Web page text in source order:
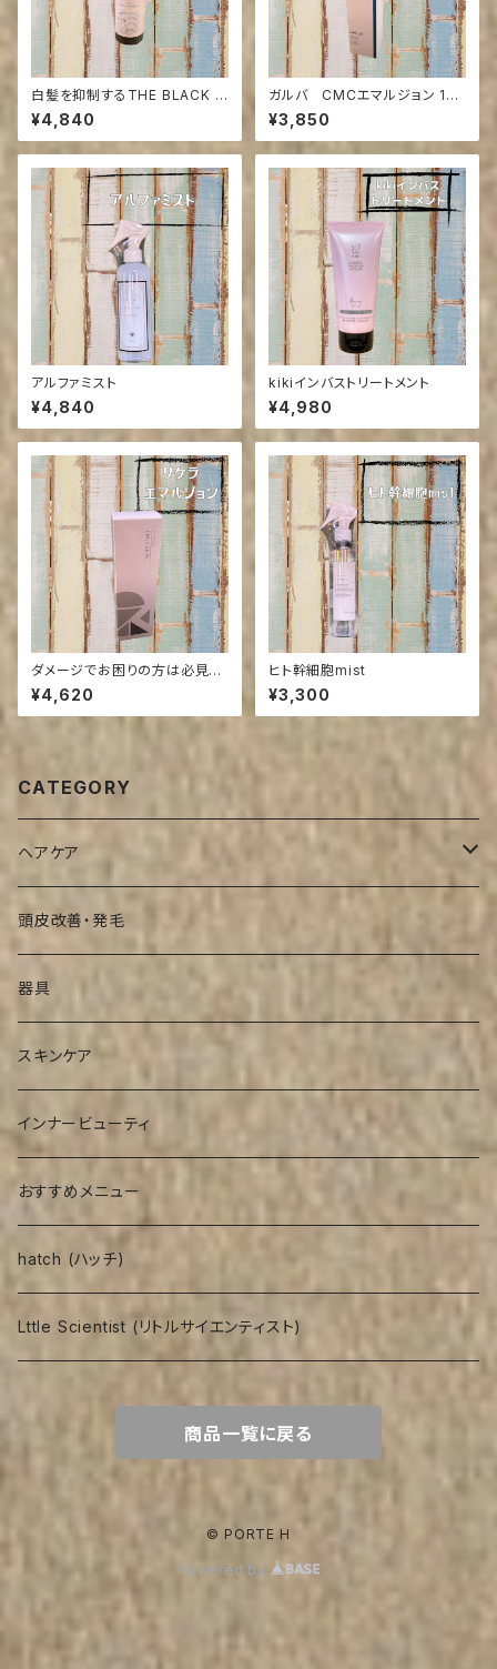
白髪を抑制するTHE BLACK S
HAMPOO 300ml(来店の方送
料引き)
¥4,840
ガルバ CMCエマルジョン 150
g
¥3,850
アルファミスト
¥4,840
kikiインバストリートメント
¥4,980
ダメージでお困りの方は必見！！
リケラ エマルジョン 200
ml (ご来店の方送料引き)
¥4,620
ヒト幹細胞mist
¥3,300
CATEGORY
ヘアケア
シャンプー
インバストリートメント
アウトバストリートメント
頭皮改善・発毛
器具
スキンケア
インナービューティ
おすすめメニュー
hatch (ハッチ)
Lttle Scientist (リトルサイエンティスト)
商品一覧に戻る
© PORTE H
Powered by